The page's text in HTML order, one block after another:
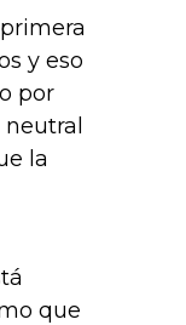
y eso
por
la
que